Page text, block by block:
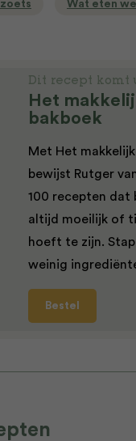
Wat eten
Dit recept komt
Het
bakboek
Met Het
bewijst Rutger
100 recepten dat
altijd moeilijk of
hoeft te zijn.
weinig
Bestel